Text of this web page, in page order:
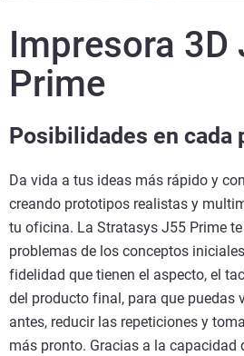
Impresora 3D
Prime
Posibilidades en cada
Da vida a tus ideas más rápido y
creando prototipos realistas y
tu oficina. La Stratasys J55 Prime
problemas de los conceptos
fidelidad que tienen el aspecto, el
del producto final, para que puedas
antes, reducir las repeticiones y
más pronto. Gracias a la capacidad